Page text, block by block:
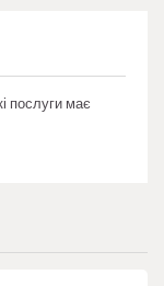
послуги має